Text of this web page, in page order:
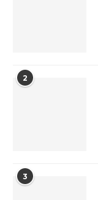
2
3